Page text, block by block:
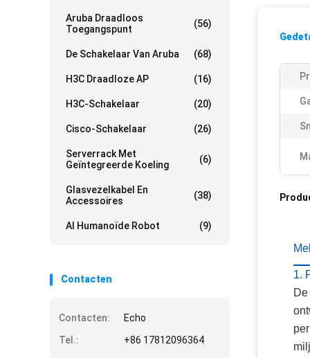
Aruba Draadloos
Toegangspunt
(56)
De Schakelaar Van Aruba (68)
H3C Draadloze AP (16)
H3C-Schakelaar (20)
Cisco-Schakelaar (26)
Serverrack Met
Geïntegreerde Koeling
(6)
Glasvezelkabel En
Accessoires
(38)
AI Humanoïde Robot (9)
Contacten
Contacten:
Echo
Tel.:
+86 17812096364
1.